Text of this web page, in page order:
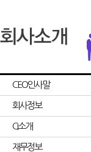
CEO인사말
회사정보
CI소개
재무정보